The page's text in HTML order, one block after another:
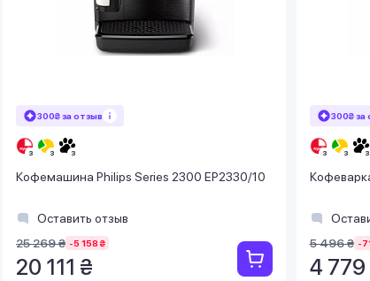
300₴ за отзыв
Кофемашина Philips Series 2300 EP2330/10
Оставить отзыв
25 269 ₴ -5 158 ₴
20 111 ₴
300₴ за
5 496 ₴ -
4 779